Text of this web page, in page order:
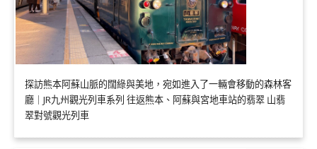
探訪熊本阿蘇山脈的闊綠與美地，宛如進入了一輛會移動的森林客
廳｜JR九州觀光列車系列 往返熊本、阿蘇與宮地車站的翡翠 山翡
翠對號觀光列車